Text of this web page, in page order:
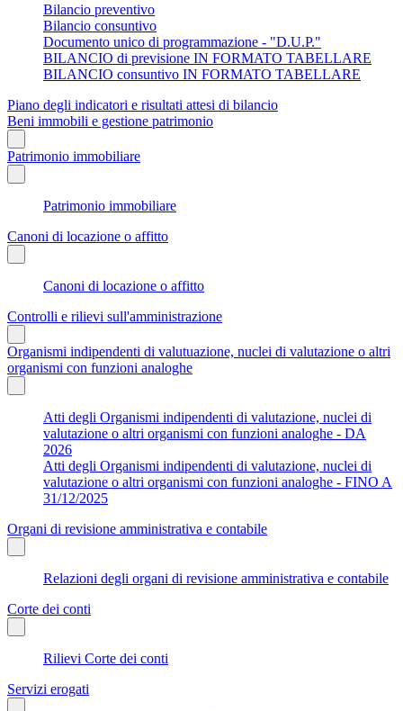
Bilancio preventivo
Bilancio consuntivo
Documento unico di programmazione - "D.U.P."
BILANCIO di previsione IN FORMATO TABELLARE
BILANCIO consuntivo IN FORMATO TABELLARE
Piano degli indicatori e risultati attesi di bilancio
Beni immobili e gestione patrimonio
Patrimonio immobiliare
Patrimonio immobiliare
Canoni di locazione o affitto
Canoni di locazione o affitto
Controlli e rilievi sull'amministrazione
Organismi indipendenti di valutuazione, nuclei di valutazione o altri
organismi con funzioni analoghe
Atti degli Organismi indipendenti di valutazione, nuclei di
valutazione o altri organismi con funzioni analoghe - DA
2026
Atti degli Organismi indipendenti di valutazione, nuclei di
valutazione o altri organismi con funzioni analoghe - FINO A
31/12/2025
Organi di revisione amministrativa e contabile
Relazioni degli organi di revisione amministrativa e contabile
Corte dei conti
Rilievi Corte dei conti
Servizi erogati